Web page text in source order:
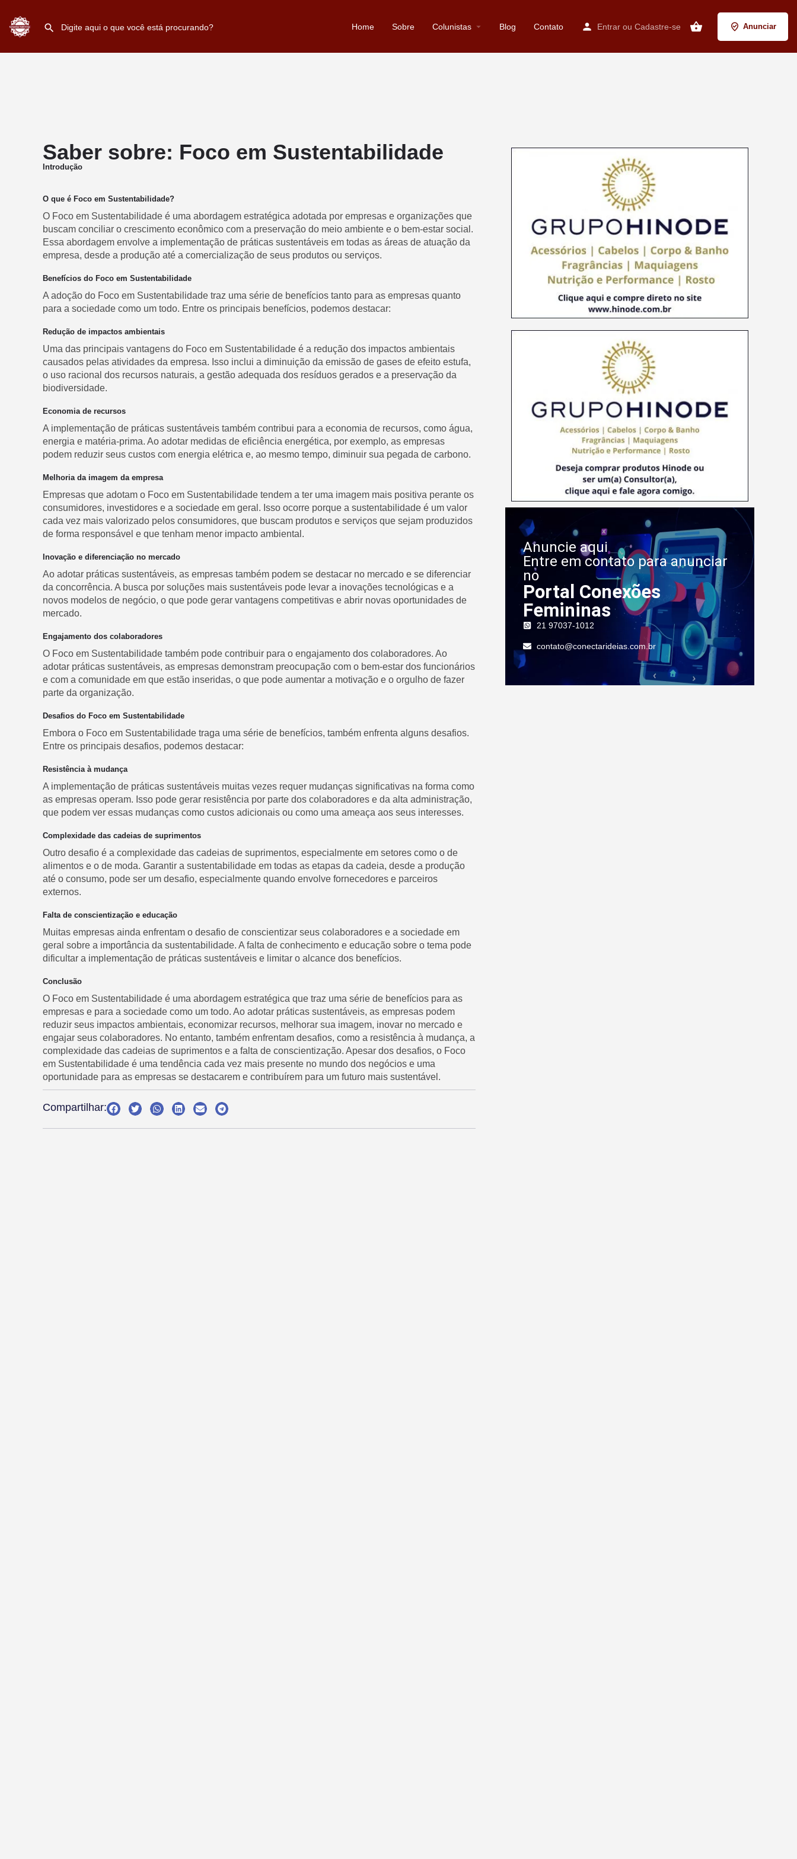
Home Sobre Colunistas Blog Contato Entrar ou Cadastre-se Anunciar
Saber sobre: Foco em Sustentabilidade
Introdução
O que é Foco em Sustentabilidade?
O Foco em Sustentabilidade é uma abordagem estratégica adotada por empresas e organizações que
buscam conciliar o crescimento econômico com a preservação do meio ambiente e o bem-estar social.
Essa abordagem envolve a implementação de práticas sustentáveis em todas as áreas de atuação da
empresa, desde a produção até a comercialização de seus produtos ou serviços.
Benefícios do Foco em Sustentabilidade
A adoção do Foco em Sustentabilidade traz uma série de benefícios tanto para as empresas quanto
para a sociedade como um todo. Entre os principais benefícios, podemos destacar:
Redução de impactos ambientais
Uma das principais vantagens do Foco em Sustentabilidade é a redução dos impactos ambientais
causados pelas atividades da empresa. Isso inclui a diminuição da emissão de gases de efeito estufa,
o uso racional dos recursos naturais, a gestão adequada dos resíduos gerados e a preservação da
biodiversidade.
Economia de recursos
A implementação de práticas sustentáveis também contribui para a economia de recursos, como água,
energia e matéria-prima. Ao adotar medidas de eficiência energética, por exemplo, as empresas
podem reduzir seus custos com energia elétrica e, ao mesmo tempo, diminuir sua pegada de carbono.
Melhoria da imagem da empresa
Empresas que adotam o Foco em Sustentabilidade tendem a ter uma imagem mais positiva perante os
consumidores, investidores e a sociedade em geral. Isso ocorre porque a sustentabilidade é um valor
cada vez mais valorizado pelos consumidores, que buscam produtos e serviços que sejam produzidos
de forma responsável e que tenham menor impacto ambiental.
Inovação e diferenciação no mercado
Ao adotar práticas sustentáveis, as empresas também podem se destacar no mercado e se diferenciar
da concorrência. A busca por soluções mais sustentáveis pode levar a inovações tecnológicas e a
novos modelos de negócio, o que pode gerar vantagens competitivas e abrir novas oportunidades de
mercado.
Engajamento dos colaboradores
O Foco em Sustentabilidade também pode contribuir para o engajamento dos colaboradores. Ao
adotar práticas sustentáveis, as empresas demonstram preocupação com o bem-estar dos funcionários
e com a comunidade em que estão inseridas, o que pode aumentar a motivação e o orgulho de fazer
parte da organização.
Desafios do Foco em Sustentabilidade
Embora o Foco em Sustentabilidade traga uma série de benefícios, também enfrenta alguns desafios.
Entre os principais desafios, podemos destacar:
Resistência à mudança
A implementação de práticas sustentáveis muitas vezes requer mudanças significativas na forma como
as empresas operam. Isso pode gerar resistência por parte dos colaboradores e da alta administração,
que podem ver essas mudanças como custos adicionais ou como uma ameaça aos seus interesses.
Complexidade das cadeias de suprimentos
Outro desafio é a complexidade das cadeias de suprimentos, especialmente em setores como o de
alimentos e o de moda. Garantir a sustentabilidade em todas as etapas da cadeia, desde a produção
até o consumo, pode ser um desafio, especialmente quando envolve fornecedores e parceiros
externos.
Falta de conscientização e educação
Muitas empresas ainda enfrentam o desafio de conscientizar seus colaboradores e a sociedade em
geral sobre a importância da sustentabilidade. A falta de conhecimento e educação sobre o tema pode
dificultar a implementação de práticas sustentáveis e limitar o alcance dos benefícios.
Conclusão
O Foco em Sustentabilidade é uma abordagem estratégica que traz uma série de benefícios para as
empresas e para a sociedade como um todo. Ao adotar práticas sustentáveis, as empresas podem
reduzir seus impactos ambientais, economizar recursos, melhorar sua imagem, inovar no mercado e
engajar seus colaboradores. No entanto, também enfrentam desafios, como a resistência à mudança, a
complexidade das cadeias de suprimentos e a falta de conscientização. Apesar dos desafios, o Foco
em Sustentabilidade é uma tendência cada vez mais presente no mundo dos negócios e uma
oportunidade para as empresas se destacarem e contribuírem para um futuro mais sustentável.
Compartilhar:
Anuncie aqui
Entre em contato para anunciar
no
Portal Conexões
Femininas
21 97037-1012
contato@conectarideias.com.br